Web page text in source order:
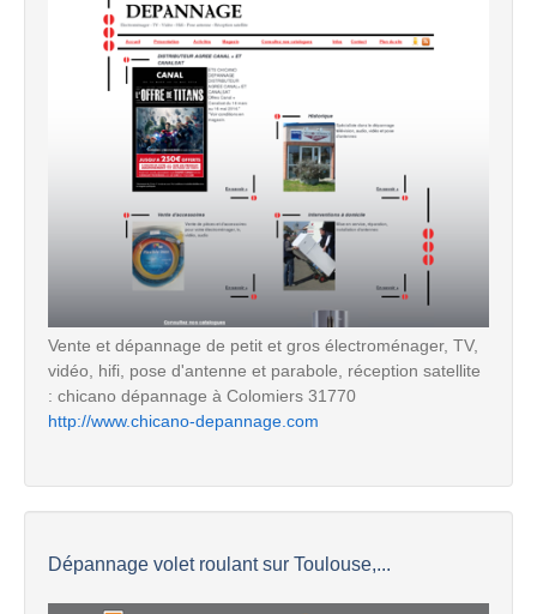
Vente et dépannage de petit et gros électroménager, TV,
vidéo, hifi, pose d'antenne et parabole, réception satellite
: chicano dépannage à Colomiers 31770
http://www.chicano-depannage.com
Dépannage volet roulant sur Toulouse,...